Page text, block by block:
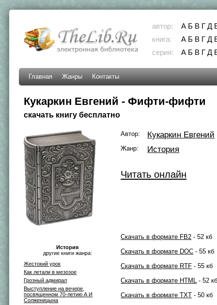
автор: А Б В Г Д
книга:
А Б В Г Д
серия:
А Б В Г Д
Главная Жанры Контакты
Кукаркин Евгений - Фифти-фифти
скачать книгу бесплатно
История
другие книги жанра:
Жестокий урок
Как летали в мезозое
Грозный адмирал
Выступление на вечере,
посвященном 70-летию А И
Солженицына
Автор: Кукаркин Евгений
Жанр: История
Читать онлайн
Скачать в формате FB2 - 52 кб
Скачать в формате DOC - 55 кб
Скачать в формате RTF - 55 кб
Скачать в формате HTML - 52
Скачать в формате TXT - 50 кб